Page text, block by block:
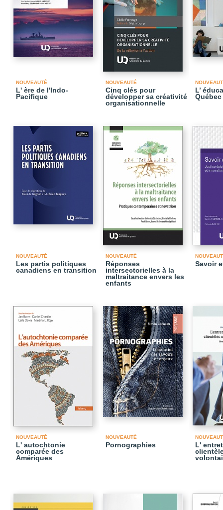
NOUVEAUTÉ
L' ère de l'Indo-
Pacifique
NOUVEAUTÉ
Cinq clés pour
développer sa créativité
organisationnelle
L’
Québec
NOUVEAUTÉ
Les partis politiques
canadiens en transition
NOUVEAUTÉ
Réponses
intersectorielles à la
maltraitance envers les
enfants
Savoir
NOUVEAUTÉ
L' autochtonie
comparée des
Amériques
NOUVEAUTÉ
Pornographies
L'